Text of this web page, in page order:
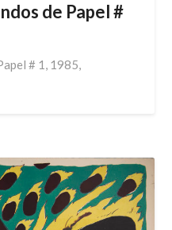
de Papel #
# 1, 1985,